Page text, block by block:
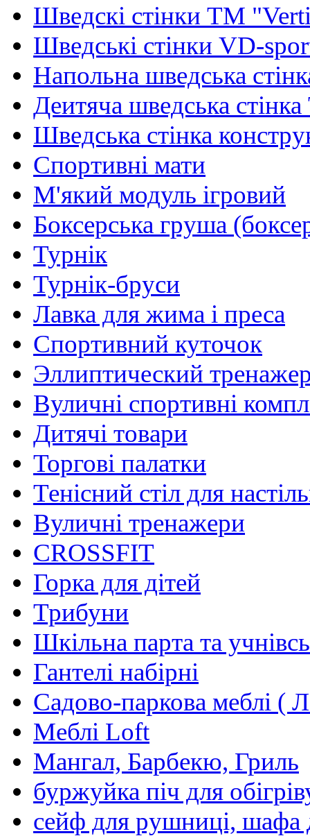
Шведскі стінки TM
Шведські стінки VD-
Напольна шведська
Деитяча шведська
Шведська стінка
Спортивні мати
М'який модуль ігровий
Боксерська груша
Турнік
Турнік-бруси
Лавка для жима і преса
Спортивний куточок
Эллиптический
Вуличні спортивні
Дитячі товари
Торгові палатки
Тенісний стіл для
Вуличні тренажери
CROSSFIT
Горка для дітей
Трибуни
Шкільна парта та
Гантелі набірні
Садово-паркова меблі (
Меблі Loft
Мангал, Барбекю, Гриль
буржуйка піч для
сейф для рушниці, шафа